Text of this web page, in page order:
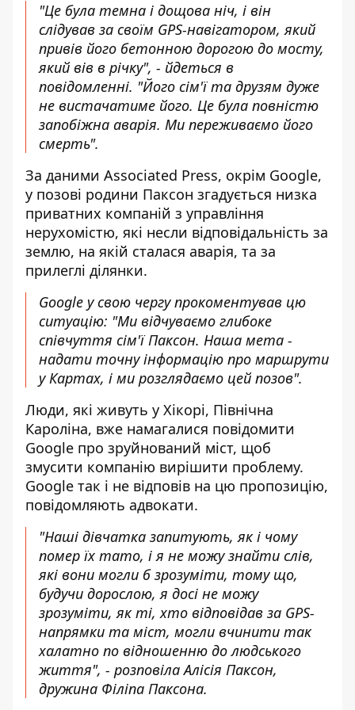
"Це була темна і дощова ніч, і він
слідував за своїм GPS-навігатором, який
привів його бетонною дорогою до мосту,
який вів в річку", - йдеться в
повідомленні. "Його сім'ї та друзям дуже
не вистачатиме його. Це була повністю
запобіжна аварія. Ми переживаємо його
смерть".
За даними Associated Press, окрім Google,
у позові родини Паксон згадується низка
приватних компаній з управління
нерухомістю, які несли відповідальність за
землю, на якій сталася аварія, та за
прилеглі ділянки.
Google у свою чергу прокоментував цю
ситуацію: "Ми відчуваємо глибоке
співчуття сім'ї Паксон. Наша мета -
надати точну інформацію про маршрути
у Картах, і ми розглядаємо цей позов".
Люди, які живуть у Хікорі, Північна
Кароліна, вже намагалися повідомити
Google про зруйнований міст, щоб
змусити компанію вирішити проблему.
Google так і не відповів на цю пропозицію,
повідомляють адвокати.
"Наші дівчатка запитують, як і чому
помер їх тато, і я не можу знайти слів,
які вони могли б зрозуміти, тому що,
будучи дорослою, я досі не можу
зрозуміти, як ті, хто відповідав за GPS-
напрямки та міст, могли вчинити так
халатно по відношенню до людського
життя", - розповіла Алісія Паксон,
дружина Філіпа Паксона.